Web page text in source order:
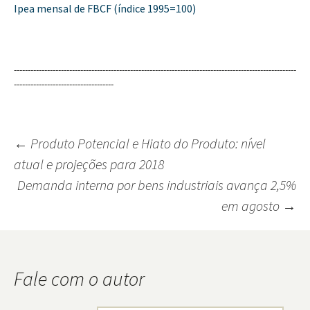
Ipea mensal de FBCF (índice 1995=100)
------------------------------------------------------------------------------------------------------
------------------------------------
Navegação
do
← Produto Potencial e Hiato do Produto: nível
atual e projeções para 2018
Demanda interna por bens industriais avança 2,5%
em agosto →
Fale com o autor